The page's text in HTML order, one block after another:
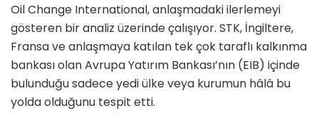
Oil Change International, anlaşmadaki ilerlemeyi
gösteren bir analiz üzerinde çalışıyor. STK, İngiltere,
Fransa ve anlaşmaya katılan tek çok taraflı kalkınma
bankası olan Avrupa Yatırım Bankası’nın (EIB) içinde
bulunduğu sadece yedi ülke veya kurumun hâlâ bu
yolda olduğunu tespit etti.